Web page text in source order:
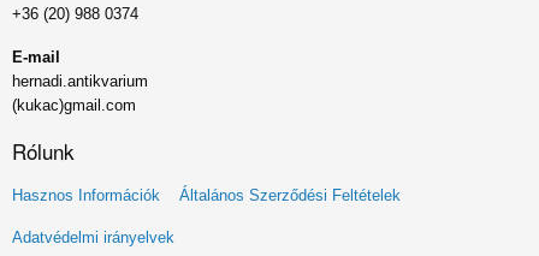
+36 (20) 988 0374
E-mail
hernadi.antikvarium
(kukac)gmail.com
Rólunk
Lábléc
menü
Hasznos Információk Általános Szerződési Feltételek
Adatvédelmi irányelvek